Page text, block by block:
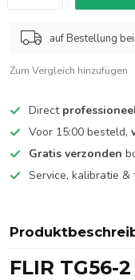
auf Bestellung
Zum Vergleich hinzufügen
Direct
Voor 15:00 besteld,
Gratis verzonden
Service, kalibratie &
FLIR TG56-2